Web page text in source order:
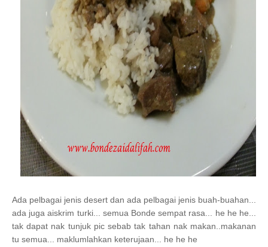
Ada pelbagai jenis desert dan ada pelbagai jenis buah-buahan...
ada juga aiskrim turki... semua Bonde sempat rasa... he he he...
tak dapat nak tunjuk pic sebab tak tahan nak makan..makanan
tu semua... maklumlahkan keterujaan... he he he